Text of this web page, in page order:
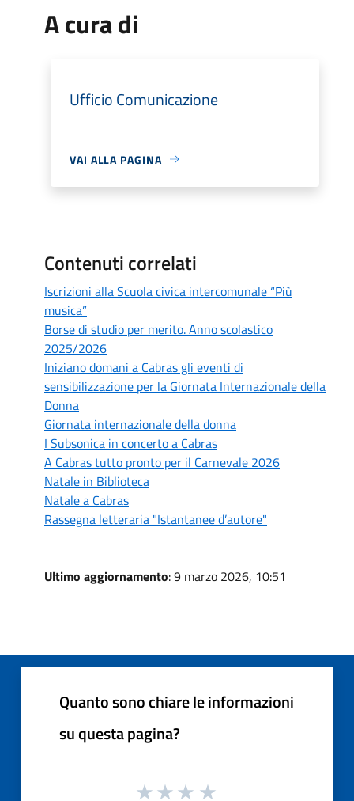
A cura di
Ufficio Comunicazione
VAI ALLA PAGINA
Contenuti correlati
Iscrizioni alla Scuola civica intercomunale “Più
musica”
Borse di studio per merito. Anno scolastico
2025/2026
Iniziano domani a Cabras gli eventi di
sensibilizzazione per la Giornata Internazionale della
Donna
Giornata internazionale della donna
I Subsonica in concerto a Cabras
A Cabras tutto pronto per il Carnevale 2026
Natale in Biblioteca
Natale a Cabras
Rassegna letteraria "Istantanee d’autore"
Ultimo aggiornamento: 9 marzo 2026, 10:51
Quanto sono chiare le informazioni
su questa pagina?